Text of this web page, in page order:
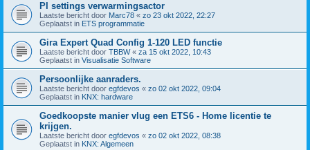
PI settings verwarmingsactor
Laatste bericht door Marc78 « zo 23 okt 2022, 22:27
Geplaatst in ETS programmatie
Gira Expert Quad Config 1-120 LED functie
Laatste bericht door TBBW« za 15 okt 2022, 10:43
Geplaatst in Visualisatie Software
Persoonlijke aanraders.
Laatste bericht door egfdevos « zo 02 okt 2022, 09:04
Geplaatst in KNX: hardware
Goedkoopste manier vlug een ETS6 - Home licentie te
krijgen.
Laatste bericht door egfdevos « zo 02 okt 2022, 08:38
Geplaatst in KNX: Algemeen